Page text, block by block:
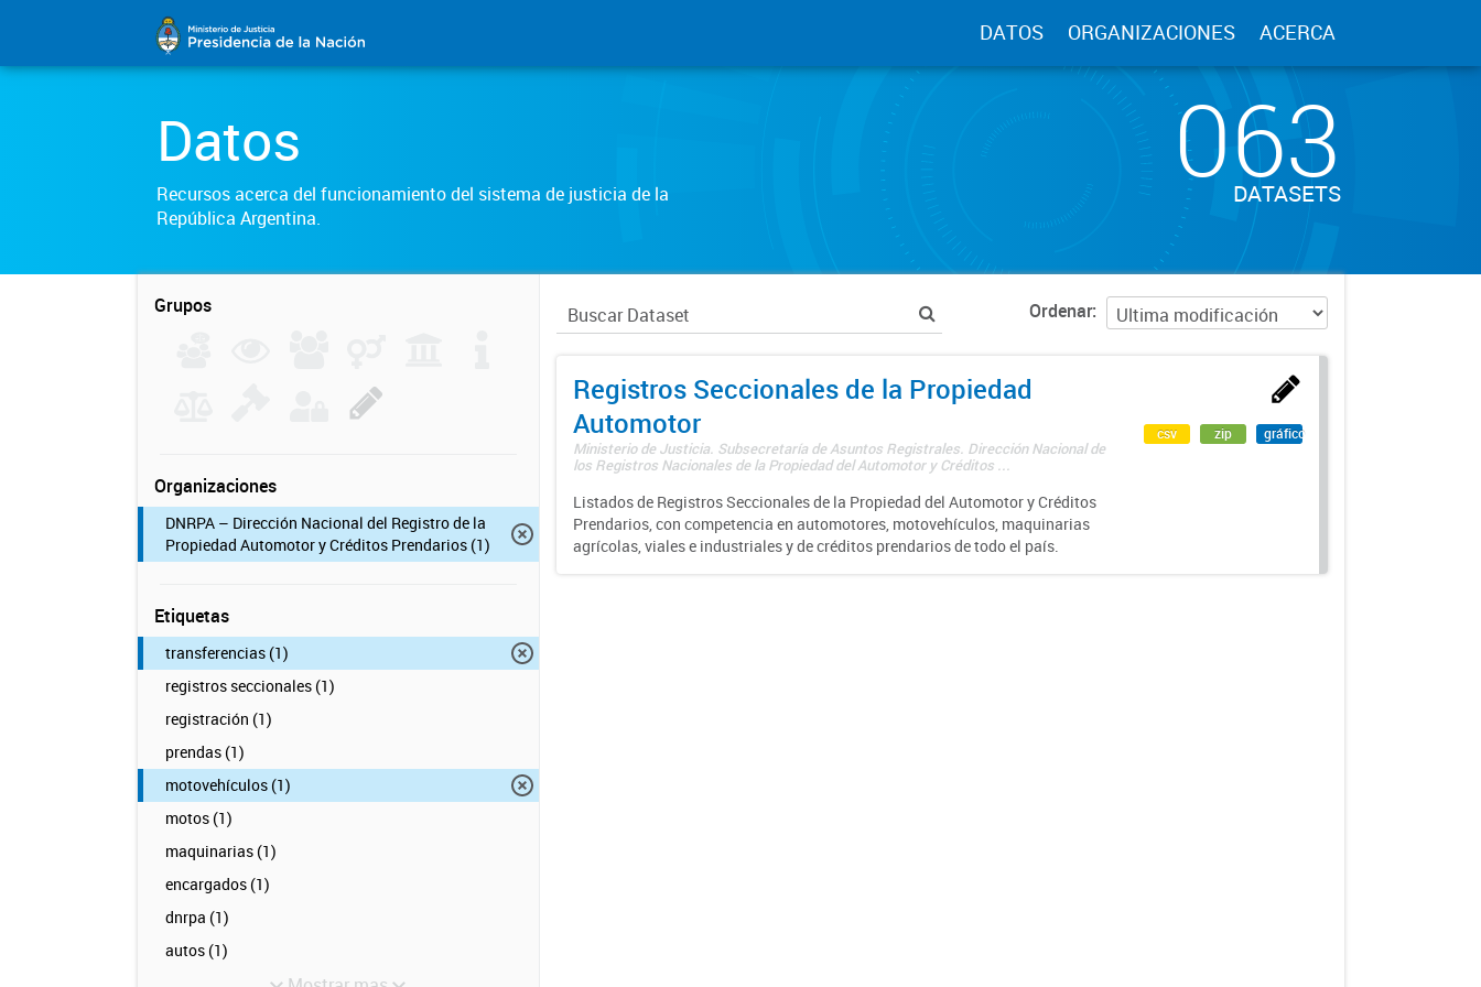
DATOS ORGANIZACIONES ACERCA
Datos
Recursos acerca del funcionamiento del sistema de justicia de la
República Argentina.
063
DATASETS
Grupos
Organizaciones
DNRPA – Dirección Nacional del Registro de la
Propiedad Automotor y Créditos Prendarios (1)
Etiquetas
transferencias (1)
registros seccionales (1)
registración (1)
prendas (1)
motovehículos (1)
motos (1)
maquinarias (1)
encargados (1)
dnrpa (1)
autos (1)
Ordenar
Registros Seccionales de la Propiedad
Automotor
Ministerio de Justicia. Subsecretaría de Asuntos Registrales. Dirección Nacional de
los Registros Nacionales de la Propiedad del Automotor y Créditos ...
Listados de Registros Seccionales de la Propiedad del Automotor y Créditos
Prendarios, con competencia en automotores, motovehículos, maquinarias
agrícolas, viales e industriales y de créditos prendarios de todo el país.
csv zip gráfico